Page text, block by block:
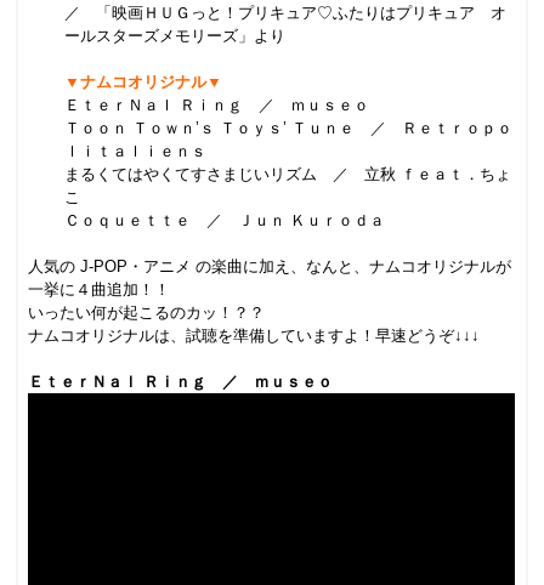
／ 「映画ＨＵＧっと！プリキュア♡ふたりはプリキュア オ
ールスターズメモリーズ」より
▼ナムコオリジナル▼
ＥｔｅｒＮａｌ Ｒｉｎｇ ／ ｍｕｓｅｏ
Ｔｏｏｎ Ｔｏｗｎ’ｓ Ｔｏｙｓ’ Ｔｕｎｅ ／ Ｒｅｔｒｏｐｏ
ｌｉｔａｌｉｅｎｓ
まるくてはやくてすさまじいリズム ／ 立秋 ｆｅａｔ．ちょ
こ
Ｃｏｑｕｅｔｔｅ ／ Ｊｕｎ Ｋｕｒｏｄａ
人気のJ-POP ・アニメ の楽曲に加え、なんと、ナムコオリジナルが
一挙に４曲追加！！
いったい何が起こるのカッ！？？
ナムコオリジナルは、試聴を準備していますよ！早速どうぞ↓↓↓
ＥｔｅｒＮａｌ Ｒｉｎｇ ／ ｍｕｓｅｏ